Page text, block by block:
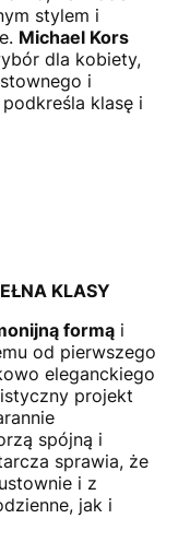
stylem i
Michael Kors
dla kobiety,
i
klasę i
KLASY
formą i
od pierwszego
eleganckiego
projekt
spójną i
sprawia, że
i z
jak i